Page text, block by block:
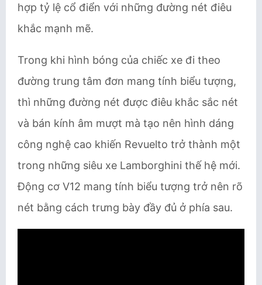
hợp tỷ lệ cổ điển với những đường nét điêu
khắc mạnh mẽ.
Trong khi hình bóng của chiếc xe đi theo
đường trung tâm đơn mang tính biểu tượng,
thì những đường nét được điêu khắc sắc nét
và bán kính âm mượt mà tạo nên hình dáng
công nghệ cao khiến Revuelto trở thành một
trong những siêu xe Lamborghini thế hệ mới.
Động cơ V12 mang tính biểu tượng trở nên rõ
nét bằng cách trưng bày đầy đủ ở phía sau.